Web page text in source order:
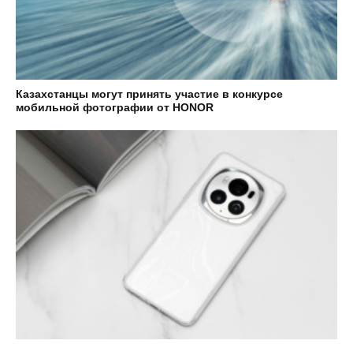
Казахстанцы могут принять участие в конкурсе
мобильной фотографии от HONOR